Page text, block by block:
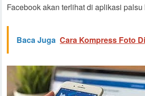
Facebook akan terlihat di aplikasi palsu
Baca Juga Cara Kompress Foto